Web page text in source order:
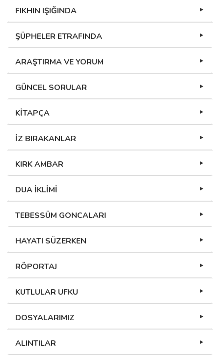
FIKHIN IŞIĞINDA
ŞÜPHELER ETRAFINDA
ARAŞTIRMA VE YORUM
GÜNCEL SORULAR
KİTAPÇA
İZ BIRAKANLAR
KIRK AMBAR
DUA İKLİMİ
TEBESSÜM GONCALARI
HAYATI SÜZERKEN
RÖPORTAJ
KUTLULAR UFKU
DOSYALARIMIZ
ALINTILAR